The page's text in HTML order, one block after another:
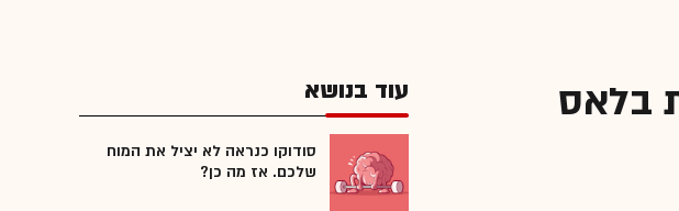
בלאס
עוד בנושא
סודוקו כנראה לא יציל את המוח
שלכם. אז מה כן?